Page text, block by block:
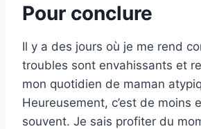
Pour conclure
Il y a des jours où je me rend
troubles sont envahissants et
mon quotidien de maman
Heureusement, c’est de moins
souvent. Je sais profiter du